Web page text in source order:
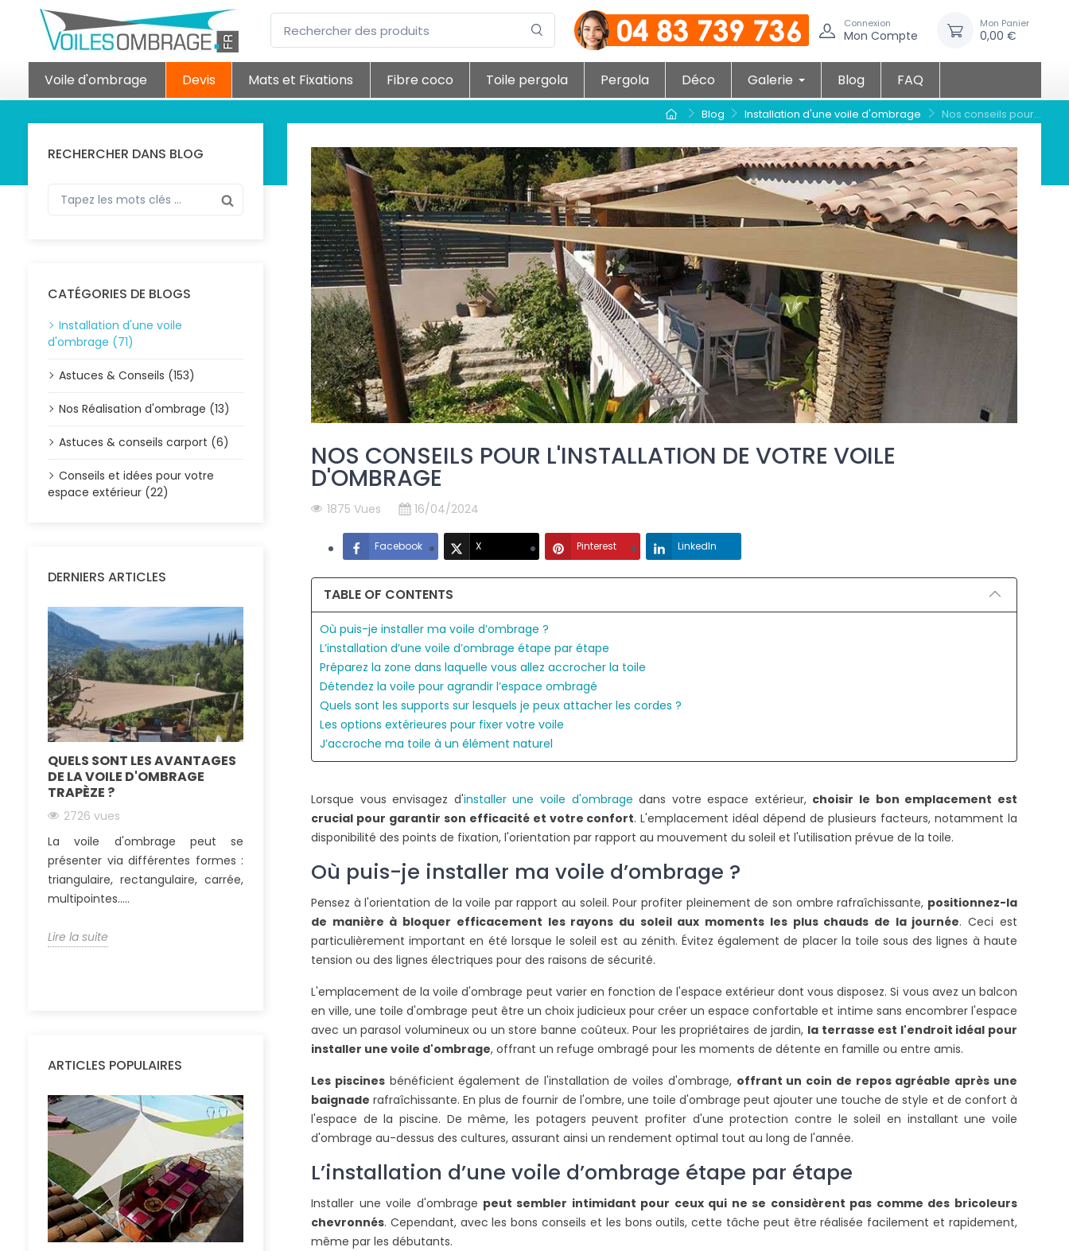
Connexion
Mon Compte
Mon Panier
0,00 €
Voile d'ombrage Devis Mats et Fixations Fibre coco Toile pergola Pergola Déco Galerie Blog FAQ
Blog Installation d'une voile d'ombrage Nos conseils pour...
RECHERCHER DANS BLOG
CATÉGORIES DE BLOGS
Installation d'une voile
d'ombrage (71)
Astuces & Conseils (153)
Nos Réalisation d'ombrage (13)
Astuces & conseils carport (6)
Conseils et idées pour votre
espace extérieur (22)
DERNIERS ARTICLES
QUELS SONT LES AVANTAGES
DE LA VOILE D'OMBRAGE
TRAPÈZE ?
2726 vues
La voile d'ombrage peut se
présenter via différentes formes :
triangulaire, rectangulaire, carrée,
multipointes.....
Lire la suite
COMMENT FIXER UNE
2561 vues
De nombreux propriétaires
choisissent aujourd'hui d'installer
une pergola bois au sol pour leur
terrasse. Ainsi, ils...
Lire la suite
COMMENT UTILISER UNE
2188 vues
Pour le sertissage des connecteurs
de votre voile d'ombrage,
l'utilisation d'une pince est le choix
le plus logique....
Lire la suite
COMMENT TENDRE UNE TOILE
2709 vues
Lors de l'installation de votre toile
d'ombrage, il est nécessaire de
bien la tendre pour améliorer sa
durée de vie....
Lire la suite
QUELLES SONT LES
NÉCESSAIRES POUR
PERGOLA ADOSSÉE ?
2124 vues
autorisations sont
Ces documents
Lire la suite
ARTICLES POPULAIRES
NOS CONSEILS POUR L'INSTALLATION DE VOTRE VOILE
D'OMBRAGE
1875 Vues 16/04/2024
Facebook X Pinterest LinkedIn
TABLE OF CONTENTS
Où puis-je installer ma voile d’ombrage ?
L’installation d’une voile d’ombrage étape par étape
Préparez la zone dans laquelle vous allez accrocher la toile
Détendez la voile pour agrandir l’espace ombragé
Quels sont les supports sur lesquels je peux attacher les cordes ?
Les options extérieures pour fixer votre voile
J’accroche ma toile à un élément naturel
Lorsque vous envisagez d'installer une voile d'ombrage dans votre espace extérieur, choisir le bon emplacement est
crucial pour garantir son efficacité et votre confort. L'emplacement idéal dépend de plusieurs facteurs, notamment la
disponibilité des points de fixation, l'orientation par rapport au mouvement du soleil et l'utilisation prévue de la toile.
Où puis-je installer ma voile d’ombrage ?
Pensez à l'orientation de la voile par rapport au soleil. Pour profiter pleinement de son ombre rafraîchissante, positionnez-la
de manière à bloquer efficacement les rayons du soleil aux moments les plus chauds de la journée. Ceci est
particulièrement important en été lorsque le soleil est au zénith. Évitez également de placer la toile sous des lignes à haute
tension ou des lignes électriques pour des raisons de sécurité.
L'emplacement de la voile d'ombrage peut varier en fonction de l'espace extérieur dont vous disposez. Si vous avez un balcon
en ville, une toile d'ombrage peut être un choix judicieux pour créer un espace confortable et intime sans encombrer l'espace
avec un parasol volumineux ou un store banne coûteux. Pour les propriétaires de jardin, la terrasse est l'endroit idéal pour
installer une voile d'ombrage, offrant un refuge ombragé pour les moments de détente en famille ou entre amis.
Les piscinesbénéficient également de l'installation de voiles d'ombrage, offrant un coin de repos agréable après une
baignade rafraîchissante. En plus de fournir de l'ombre, une toile d'ombrage peut ajouter une touche de style et de confort à
l'espace de la piscine. De même, les potagers peuvent profiter d'une protection contre le soleil en installant une voile
d'ombrage au-dessus des cultures, assurant ainsi un rendement optimal tout au long de l'année.
L’installation d’une voile d’ombrage étape par étape
Installer une voile d'ombrage peut sembler intimidant pour ceux qui ne se considèrent pas comme des bricoleurs
chevronnés. Cependant, avec les bons conseils et les bons outils, cette tâche peut être réalisée facilement et rapidement,
même par les débutants.